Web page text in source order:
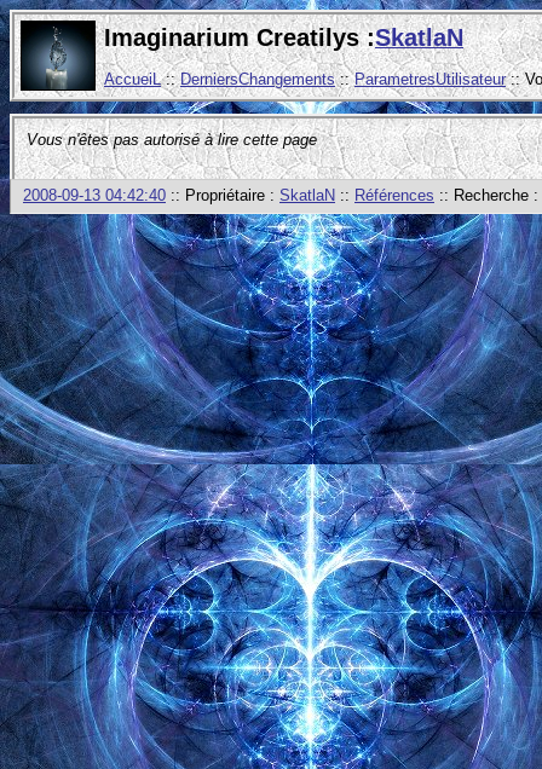
Imaginarium Creatilys :SkatlaN
AccueiL::DerniersChangements::ParametresUtilisateur::
Vous n'êtes pas autorisé à lire cette page
2008-09-13 04:42:40 :: Propriétaire : SkatlaN :: Références :: Recherche :